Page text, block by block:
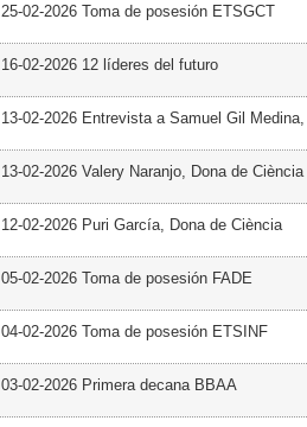
25-02-2026 Toma de posesión ETSGCT
16-02-2026 12 líderes del futuro
13-02-2026 Entrevista a Samuel Gil
13-02-2026 Valery Naranjo, Dona de Ciència
12-02-2026 Puri García, Dona de Ciència
05-02-2026 Toma de posesión FADE
04-02-2026 Toma de posesión ETSINF
03-02-2026 Primera decana BBAA